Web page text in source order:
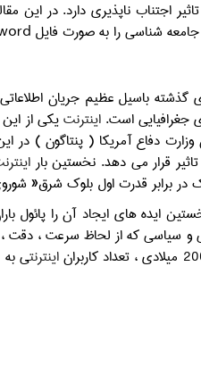
اجتناب ناپذیری دارد. در این
شناسی را به صورت فایل
باسیل عظیم جریان اطلاعاتی
جغرافیایی است.اینترنتیکی از
و تصمیم گیران وزارت دفاع آمریکا (
در برابر قدرت اول بلوک شرق«
ایده های ایجاد آن را پائول
سیاسی که از لحاظ سرعت ، دقت ،
اینترنت